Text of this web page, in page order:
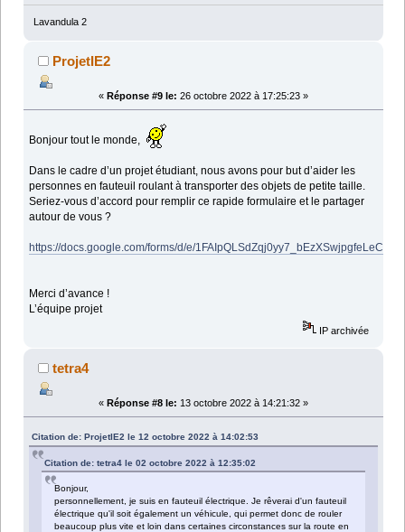
Lavandula 2
ProjetIE2
« Réponse #9 le: 26 octobre 2022 à 17:25:23 »
Bonjour tout le monde,
Dans le cadre d’un projet étudiant, nous avons pour but d’aider les
personnes en fauteuil roulant à transporter des objets de petite taille.
Seriez-vous d’accord pour remplir ce rapide formulaire et le partager
autour de vous ?
https://docs.google.com/forms/d/e/
Merci d’avance !
L’équipe projet
IP archivée
tetra4
« Réponse #8 le: 13 octobre 2022 à 14:21:32 »
Citation de: ProjetIE2 le 12 octobre 2022 à 14:02:53
Citation de: tetra4 le 02 octobre 2022 à 12:35:02
Bonjour,
personnellement, je suis en fauteuil électrique. Je rêverai d'un fauteuil
électrique qu'il soit également un véhicule, qui permet donc de rouler
beaucoup plus vite et loin dans certaines circonstances sur la route en